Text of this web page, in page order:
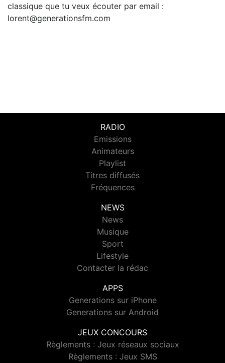
classique que tu veux écouter par email :
lorent@generationsfm.com
RADIO
Emissions
Animateurs
Playlist
Titres diffusés
Fréquences
NEWS
News
Musique
Sport
Lifestyle
Contacter la rédac
APPS
Generations sur iPhone
Generations sur Android
JEUX CONCOURS
Règlements : Jeux réseaux sociaux
Règlements : Jeux SMS